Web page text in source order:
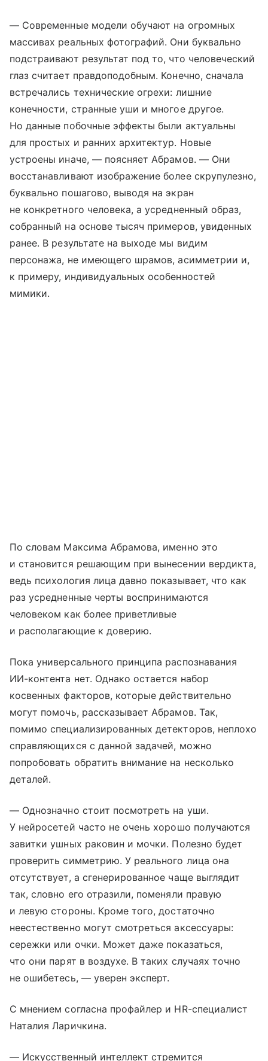
— Современные модели обучают на огромных
массивах реальных фотографий. Они буквально
подстраивают результат под то, что человеческий
глаз считает правдоподобным. Конечно, сначала
встречались технические огрехи: лишние
конечности, странные уши и многое другое.
Но данные побочные эффекты были актуальны
для простых и ранних архитектур. Новые
устроены иначе, — поясняет Абрамов. — Они
восстанавливают изображение более скрупулезно,
буквально пошагово, выводя на экран
не конкретного человека, а усредненный образ,
собранный на основе тысяч примеров, увиденных
ранее. В результате на выходе мы видим
персонажа, не имеющего шрамов, асимметрии и,
к примеру, индивидуальных особенностей
мимики.
По словам Максима Абрамова, именно это
и становится решающим при вынесении вердикта,
ведь психология лица давно показывает, что как
раз усредненные черты воспринимаются
человеком как более приветливые
и располагающие к доверию.
Пока универсального принципа распознавания
ИИ-контента нет. Однако остается набор
косвенных факторов, которые действительно
могут помочь, рассказывает Абрамов. Так,
помимо специализированных детекторов, неплохо
справляющихся с данной задачей, можно
попробовать обратить внимание на несколько
деталей.
— Однозначно стоит посмотреть на уши.
У нейросетей часто не очень хорошо получаются
завитки ушных раковин и мочки. Полезно будет
проверить симметрию. У реального лица она
отсутствует, а сгенерированное чаще выглядит
так, словно его отразили, поменяли правую
и левую стороны. Кроме того, достаточно
неестественно могут смотреться аксессуары:
сережки или очки. Может даже показаться,
что они парят в воздухе. В таких случаях точно
не ошибетесь, — уверен эксперт.
С мнением согласна профайлер и HR-специалист
Наталия Ларичкина.
— Искусственный интеллект стремится